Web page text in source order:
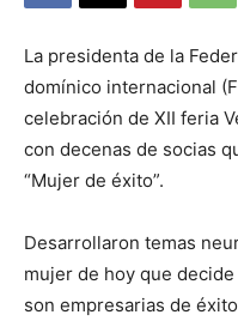
La presidenta de la
domínico internacional
celebración de XII feria
con decenas de socias
“Mujer de éxito”.
Desarrollaron temas
mujer de hoy que
son empresarias de